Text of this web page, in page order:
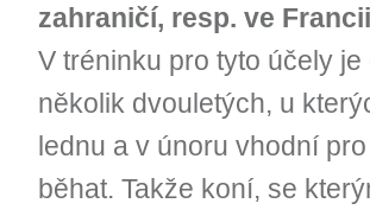
zahraničí, resp. ve
V tréninku pro tyto účely
několik dvouletých, u
lednu a v únoru vhodní
běhat. Takže koní, se